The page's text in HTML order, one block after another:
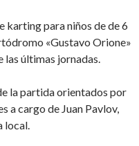
karting para niños de de 6
«Gustavo Orione»
últimas jornadas.
la partida orientados por
a cargo de Juan Pavlov,
local.